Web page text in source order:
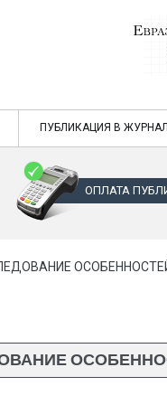
Евразийский
ПУБЛИКАЦИЯ В
ОПЛАТА